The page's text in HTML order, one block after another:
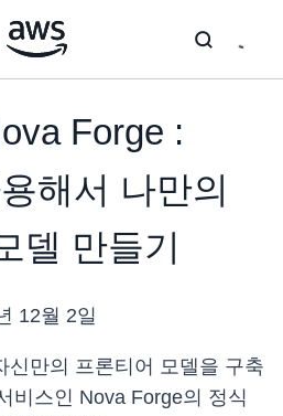
Forge :
해서 나만의
델 만들기
12월 2일
신만의 프론티어 모델을 구축
비스인 Nova Forge의 정식